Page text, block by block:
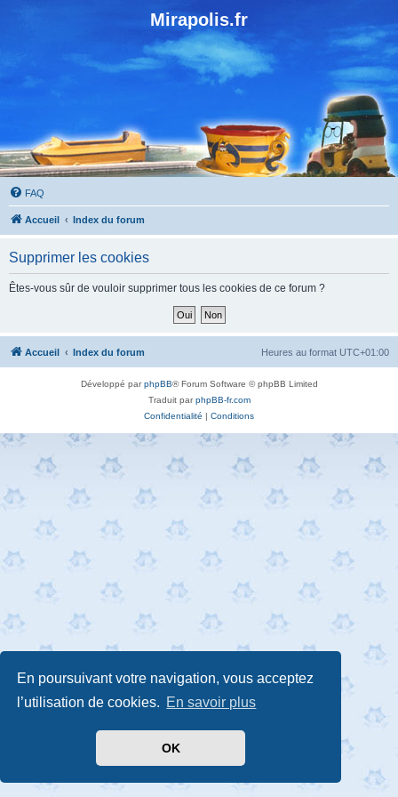
En poursuivant votre navigation, vous acceptez
l’utilisation de cookies. En savoir plus
OK
Mirapolis.fr
FAQ
Accueil Index du forum
Supprimer les cookies
Êtes-vous sûr de vouloir supprimer tous les cookies de ce forum ?
Accueil Index du forum Heures au format UTC+01:00
Développé parphpBB® Forum Software © phpBB Limited
Traduit parphpBB-fr.com
Confidentialité | Conditions